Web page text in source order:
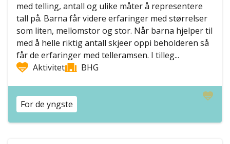
med telling, antall og ulike måter å representere
tall på. Barna får videre erfaringer med størrelser
som liten, mellomstor og stor. Når barna hjelper til
med å helle riktig antall skjeer oppi beholderen så
får de erfaringer med telleramsen. I tilleg...
Aktivitet
BHG
For de yngste